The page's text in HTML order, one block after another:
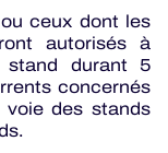
ceux dont les
autorisés à
stand durant 5
concernés
des stands